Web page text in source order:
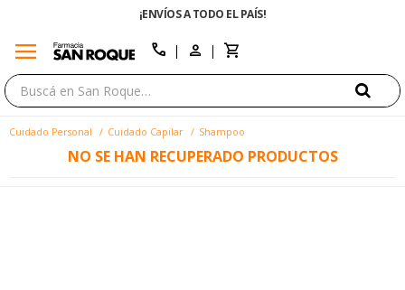
¡ENVÍOS A TODO EL PAÍS!
menu call
Cuidado Personal Cuidado Capilar Shampoo
NO SE HAN RECUPERADO PRODUCTOS
close